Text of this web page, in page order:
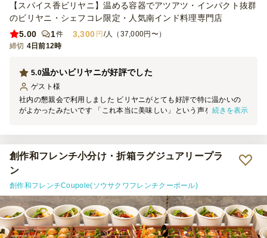
【スパイス香ビリヤニ】温める容器でアツアツ・インパクト抜群
のビリヤニ・シェフコレ限定・人気南インド料理専門店
5.00
1件 3,300 円 /人（37,000円〜）
締切 4日前12時
温かいビリヤニが好評でした
5.0
ゲスト 様
社内の懇親会で利用しました ビリヤニがとても好評で特に温かいの
がよかったみたいです 「これ本当に美味しい」という声を沢山聞け
続きを表示
創作和フレンチ小分け・折箱ラグジュアリープラ
ン
創作和フレンチCoupole(ソウサクワフレンチクーポール)